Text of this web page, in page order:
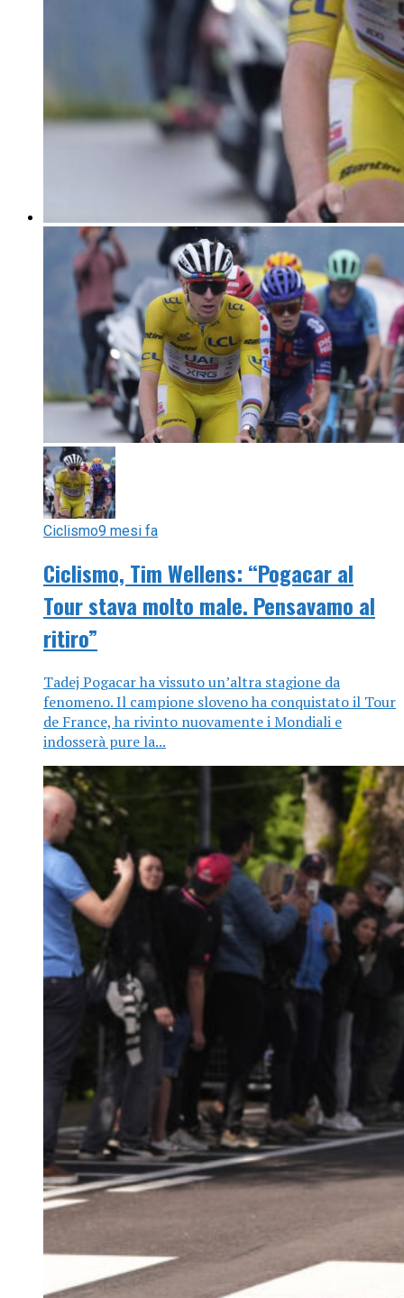
Ciclismo9 mesi fa
Ciclismo, Tim Wellens: “Pogacar al
Tour stava molto male. Pensavamo al
ritiro”
Tadej Pogacar ha vissuto un’altra stagione da
fenomeno. Il campione sloveno ha conquistato il Tour
de France, ha rivinto nuovamente i Mondiali e
indosserà pure la...